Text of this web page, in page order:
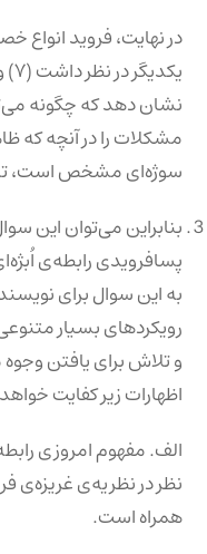
در نهایت، فروید انواع
نشان دهد که چگونه
مشکلات را در آنچه که
سوژه‌ای مشخص است،
بنابراین می‌توان این
پسافرویدی رابطه‌ی
به این سوال برای
رویکردهای بسیار
و تلاش برای یافتن
اظهارات زیر کفایت
الف. مفهوم امروزی
نظر در نظریه‌ی غریزه‌ی
همراه است.